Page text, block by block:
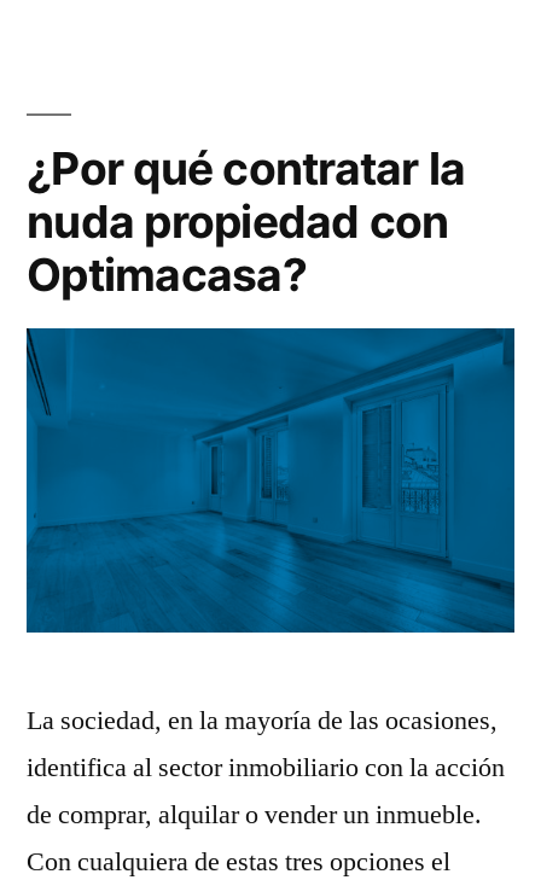
¿Por qué contratar la
nuda propiedad con
Optimacasa?
La sociedad, en la mayoría de las ocasiones,
identifica al sector inmobiliario con la acción
de comprar, alquilar o vender un inmueble.
Con cualquiera de estas tres opciones el